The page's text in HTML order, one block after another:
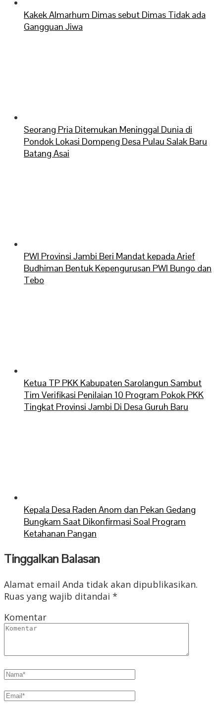
Kakek Almarhum Dimas sebut Dimas Tidak ada
Gangguan Jiwa
Seorang Pria Ditemukan Meninggal Dunia di
Pondok Lokasi Dompeng Desa Pulau Salak Baru
Batang Asai
PWI Provinsi Jambi Beri Mandat kepada Arief
Budhiman Bentuk Kepengurusan PWI Bungo dan
Tebo
Ketua TP PKK Kabupaten Sarolangun Sambut
Tim Verifikasi Penilaian 10 Program Pokok PKK
Tingkat Provinsi Jambi Di Desa Guruh Baru
Kepala Desa Raden Anom dan Pekan Gedang
Bungkam Saat Dikonfirmasi Soal Program
Ketahanan Pangan
Tinggalkan Balasan
Alamat email Anda tidak akan dipublikasikan.
Ruas yang wajib ditandai *
Komentar